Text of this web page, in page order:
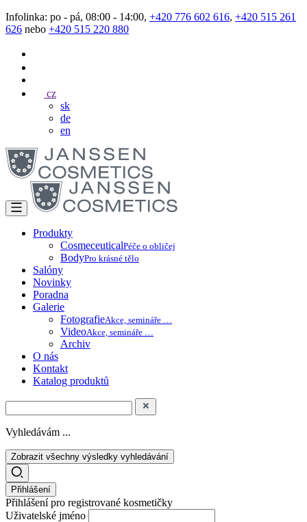
Infolinka: po - pá, 08:00 - 14:00, +420 776 602 616, +420 515 261
626 nebo +420 515 220 880
cz
sk
de
en
Produkty
CosmeceuticalPéče o obličej
BodyPro krásné tělo
Salóny
Novinky
Poradna
Galerie
FotografieAkce, semináře …
VideoAkce, semináře …
Archiv
O nás
Kontakt
Katalog produktů
Vyhledávám ...
Zobrazit všechny výsledky vyhledávání
Přihlášení
Přihlášení pro registrované kosmetičky
Uživatelské jméno